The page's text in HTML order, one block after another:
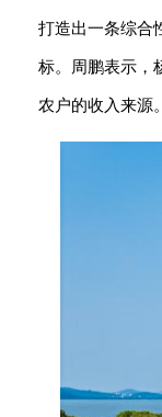
打造出一条综合
标。周鹏表示，
农户的收入来源